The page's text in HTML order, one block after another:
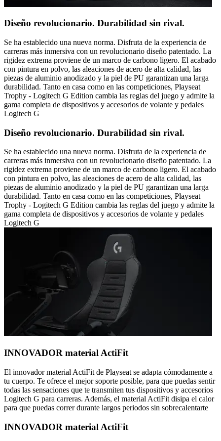
Diseño revolucionario. Durabilidad sin rival.
Se ha establecido una nueva norma. Disfruta de la experiencia de
carreras más inmersiva con un revolucionario diseño patentado. La
rigidez extrema proviene de un marco de carbono ligero. El acabado
con pintura en polvo, las aleaciones de acero de alta calidad, las
piezas de aluminio anodizado y la piel de PU garantizan una larga
durabilidad. Tanto en casa como en las competiciones, Playseat
Trophy - Logitech G Edition cambia las reglas del juego y admite la
gama completa de dispositivos y accesorios de volante y pedales
Logitech G
Diseño revolucionario. Durabilidad sin rival.
Se ha establecido una nueva norma. Disfruta de la experiencia de
carreras más inmersiva con un revolucionario diseño patentado. La
rigidez extrema proviene de un marco de carbono ligero. El acabado
con pintura en polvo, las aleaciones de acero de alta calidad, las
piezas de aluminio anodizado y la piel de PU garantizan una larga
durabilidad. Tanto en casa como en las competiciones, Playseat
Trophy - Logitech G Edition cambia las reglas del juego y admite la
gama completa de dispositivos y accesorios de volante y pedales
Logitech G
INNOVADOR material ActiFit
El innovador material ActiFit de Playseat se adapta cómodamente a
tu cuerpo. Te ofrece el mejor soporte posible, para que puedas sentir
todas las sensaciones que te transmiten tus dispositivos y accesorios
Logitech G para carreras. Además, el material ActiFit disipa el calor
para que puedas correr durante largos periodos sin sobrecalentarte
INNOVADOR material ActiFit